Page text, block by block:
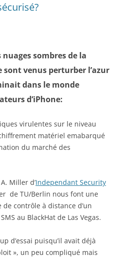
sombres de la
venus perturber l’azur
dans le monde
d’iPhone:
virulentes sur le niveau
matériel emabarqué
du marché des
Miller d’Independant Security
de TU/Berlin nous font une
contrôle à distance d’un
au BlackHat de Las Vegas.
d’essai puisqu’il avait déjà
», un peu compliqué mais